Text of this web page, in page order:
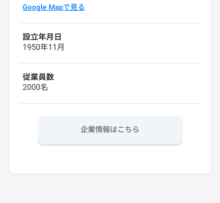
Google Mapで見る
設立年月日
1950年11月
従業員数
2000名
企業情報はこちら